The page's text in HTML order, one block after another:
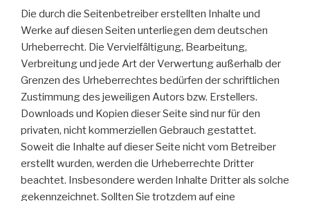
Die durch die Seitenbetreiber erstellten Inhalte und
Werke auf diesen Seiten unterliegen dem deutschen
Urheberrecht. Die Vervielfältigung, Bearbeitung,
Verbreitung und jede Art der Verwertung außerhalb der
Grenzen des Urheberrechtes bedürfen der schriftlichen
Zustimmung des jeweiligen Autors bzw. Erstellers.
Downloads und Kopien dieser Seite sind nur für den
privaten, nicht kommerziellen Gebrauch gestattet.
Soweit die Inhalte auf dieser Seite nicht vom Betreiber
erstellt wurden, werden die Urheberrechte Dritter
beachtet. Insbesondere werden Inhalte Dritter als solche
gekennzeichnet. Sollten Sie trotzdem auf eine